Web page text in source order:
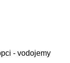
- vodojemy